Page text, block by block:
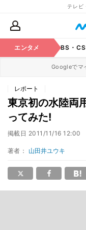
テレビ
エンタメ
映画 YouTube BS・
Googleでマ
レポート
東京初の水陸両
ってみた!
掲載日 2011/11/16 12:00
著者： 山田井ユウキ